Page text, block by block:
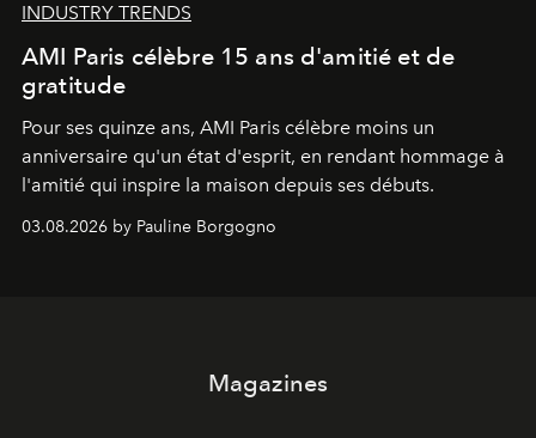
INDUSTRY TRENDS
AMI Paris célèbre 15 ans d'amitié et de
gratitude
Pour ses quinze ans, AMI Paris célèbre moins un
anniversaire qu'un état d'esprit, en rendant hommage à
l'amitié qui inspire la maison depuis ses débuts.
03.08.2026 by Pauline Borgogno
Magazines